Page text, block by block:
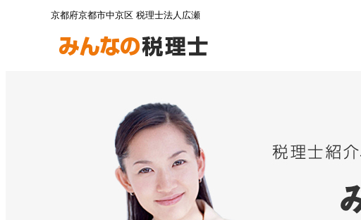
京都府京都市中京区 税理士法人広瀬